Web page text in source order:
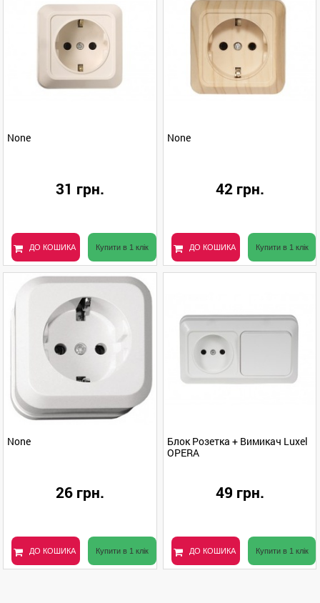
None
31 грн.
ДО КОШИКА Купити в 1 клік
None
42 грн.
ДО КОШИКА Купити в 1 клік
None
26 грн.
ДО КОШИКА Купити в 1 клік
Блок Розетка + Вимикач Luxel
OPERA
49 грн.
ДО КОШИКА Купити в 1 клік